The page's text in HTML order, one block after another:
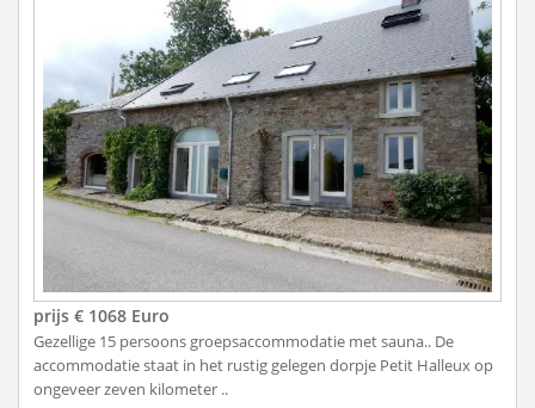
prijs € 1068 Euro
Gezellige 15 persoons groepsaccommodatie met sauna.. De
accommodatie staat in het rustig gelegen dorpje Petit Halleux op
ongeveer zeven kilometer ..